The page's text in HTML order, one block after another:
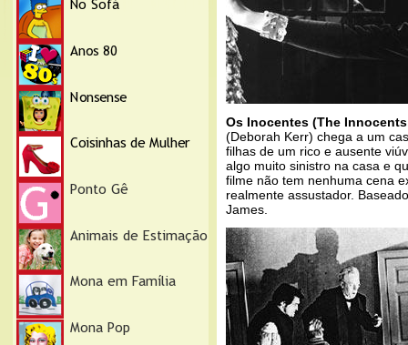
Os Inocentes (The
(Deborah Kerr) chega a um
filhas de um rico e ausente
algo muito sinistro na casa e
filme não tem nenhuma cena
realmente assustador.
James.